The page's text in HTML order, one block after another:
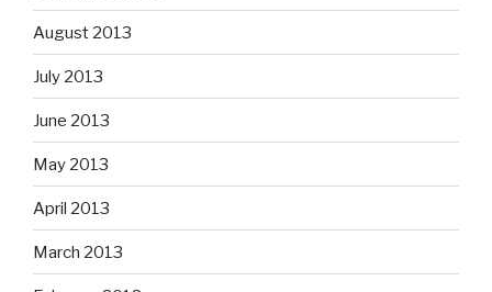
August 2013
July 2013
June 2013
May 2013
April 2013
March 2013